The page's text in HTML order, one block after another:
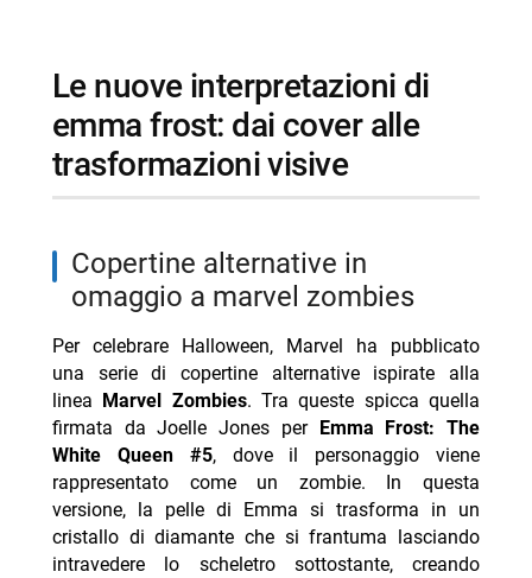
le nuove interpretazioni di
emma frost: dai cover alle
trasformazioni visive
copertine alternative in
omaggio a marvel zombies
Per celebrare Halloween, Marvel ha pubblicato
una serie di copertine alternative ispirate alla
linea Marvel Zombies. Tra queste spicca quella
firmata da Joelle Jones per Emma Frost: The
White Queen #5, dove il personaggio viene
rappresentato come un zombie. In questa
versione, la pelle di Emma si trasforma in un
cristallo di diamante che si frantuma lasciando
intravedere lo scheletro sottostante, creando